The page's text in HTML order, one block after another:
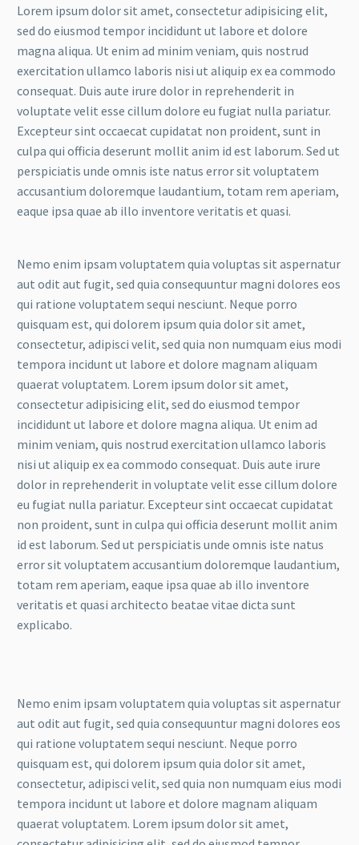
Lorem ipsum dolor sit amet, consectetur adipisicing elit,
sed do eiusmod tempor incididunt ut labore et dolore
magna aliqua. Ut enim ad minim veniam, quis nostrud
exercitation ullamco laboris nisi ut aliquip ex ea commodo
consequat. Duis aute irure dolor in reprehenderit in
voluptate velit esse cillum dolore eu fugiat nulla pariatur.
Excepteur sint occaecat cupidatat non proident, sunt in
culpa qui officia deserunt mollit anim id est laborum. Sed ut
perspiciatis unde omnis iste natus error sit voluptatem
accusantium doloremque laudantium, totam rem aperiam,
eaque ipsa quae ab illo inventore veritatis et quasi.
Nemo enim ipsam voluptatem quia voluptas sit aspernatur
aut odit aut fugit, sed quia consequuntur magni dolores eos
qui ratione voluptatem sequi nesciunt. Neque porro
quisquam est, qui dolorem ipsum quia dolor sit amet,
consectetur, adipisci velit, sed quia non numquam eius modi
tempora incidunt ut labore et dolore magnam aliquam
quaerat voluptatem. Lorem ipsum dolor sit amet,
consectetur adipisicing elit, sed do eiusmod tempor
incididunt ut labore et dolore magna aliqua. Ut enim ad
minim veniam, quis nostrud exercitation ullamco laboris
nisi ut aliquip ex ea commodo consequat. Duis aute irure
dolor in reprehenderit in voluptate velit esse cillum dolore
eu fugiat nulla pariatur. Excepteur sint occaecat cupidatat
non proident, sunt in culpa qui officia deserunt mollit anim
id est laborum. Sed ut perspiciatis unde omnis iste natus
error sit voluptatem accusantium doloremque laudantium,
totam rem aperiam, eaque ipsa quae ab illo inventore
veritatis et quasi architecto beatae vitae dicta sunt
explicabo.
Nemo enim ipsam voluptatem quia voluptas sit aspernatur
aut odit aut fugit, sed quia consequuntur magni dolores eos
qui ratione voluptatem sequi nesciunt. Neque porro
quisquam est, qui dolorem ipsum quia dolor sit amet,
consectetur, adipisci velit, sed quia non numquam eius modi
tempora incidunt ut labore et dolore magnam aliquam
quaerat voluptatem. Lorem ipsum dolor sit amet,